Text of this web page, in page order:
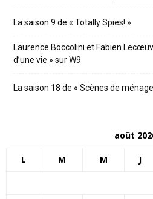
La saison 9 de « Totally Spies! »
Laurence Boccolini et Fabien
d’une vie » sur W9
La saison 18 de « Scènes de
août
L M M J